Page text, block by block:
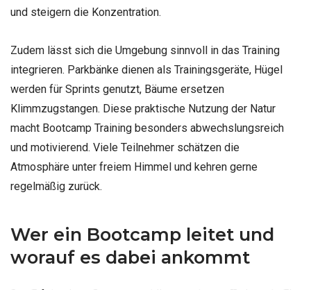
und steigern die Konzentration.
Zudem lässt sich die Umgebung sinnvoll in das Training
integrieren. Parkbänke dienen als Trainingsgeräte, Hügel
werden für Sprints genutzt, Bäume ersetzen
Klimmzugstangen. Diese praktische Nutzung der Natur
macht Bootcamp Training besonders abwechslungsreich
und motivierend. Viele Teilnehmer schätzen die
Atmosphäre unter freiem Himmel und kehren gerne
regelmäßig zurück.
Wer ein Bootcamp leitet und
worauf es dabei ankommt